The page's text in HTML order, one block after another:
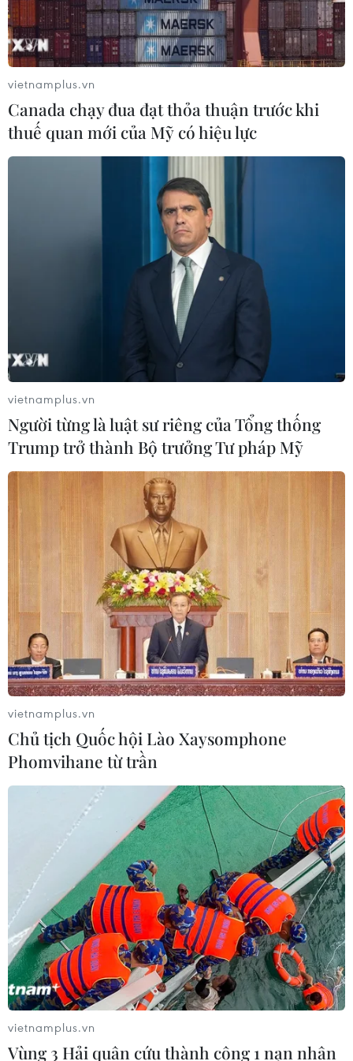
vietnamplus.vn
Canada chạy đua đạt thỏa thuận trước khi
thuế quan mới của Mỹ có hiệu lực
vietnamplus.vn
Người từng là luật sư riêng của Tổng thống
Trump trở thành Bộ trưởng Tư pháp Mỹ
vietnamplus.vn
Chủ tịch Quốc hội Lào Xaysomphone
Phomvihane từ trần
vietnamplus.vn
Vùng 3 Hải quân cứu thành công 1 nạn nhân